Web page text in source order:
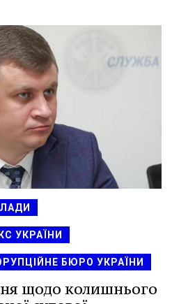
УКРАЇНИ
БЮРО УКРАЇНИ
щодо колишнього